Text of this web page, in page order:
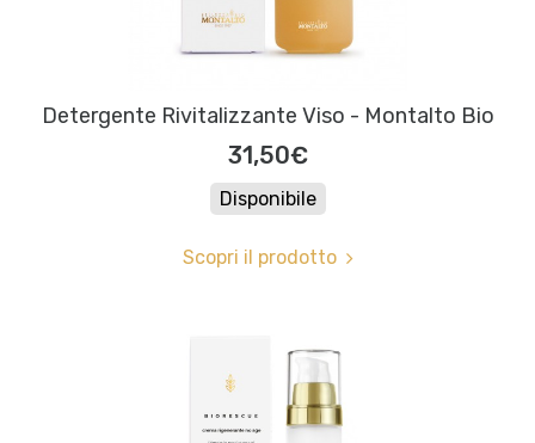
Detergente Rivitalizzante Viso - Montalto Bio
31,50€
Disponibile
Scopri il prodotto